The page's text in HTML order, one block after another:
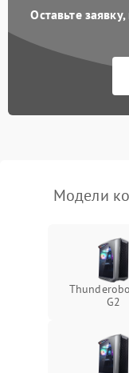
оперативной памяти
Оставьте
Модели
G2